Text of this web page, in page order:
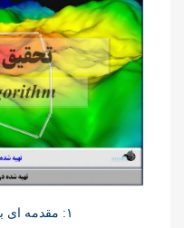
۱: مقدمه ای بر الگوریتم سیمپلکس